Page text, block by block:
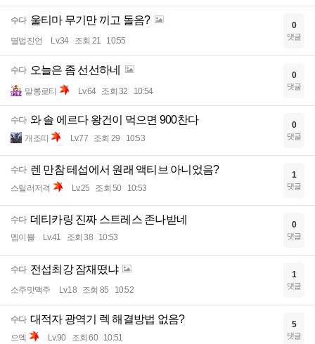
수다 울티마 무기만 끼고 돌음?
멸법진언 Lv.34 조회 21 10:55
0
댓글
수다 오늘은 좀 선선하네
말롱로티 Lv.64 조회 32 10:54
0
댓글
수다 와 솔 에르다 왕건이 먹으면 900찬다
개조띠 Lv.77 조회 29 10:53
0
댓글
수다 렌 만참 테섭에서 원래 액티브 아니었음?
스틸러저격 Lv.25 조회 50 10:53
1
댓글
수다 데티카링 진짜 스트레스 존나받네
멥이쁠 Lv.41 조회 38 10:53
0
댓글
수다 전섭최강 잠재떴냐
소주맛맥주 Lv.18 조회 85 10:52
1
댓글
수다 대적자 광역기 렉 해결방법 없음?
으엑 Lv.90 조회 60 10:51
5
댓글